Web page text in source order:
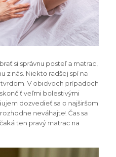
si správnu posteľ a matrac,
z nás. Niekto radšej spí na
V obidvoch prípadoch
veľmi bolestivými
dozvedieť sa o najširšom
neváhajte! Čas sa
ten pravý matrac na